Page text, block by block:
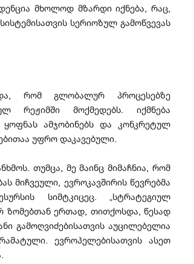
მხოლოდ მზარდი იქნება, რაც,
სერიოზულ გამოწვევას
რომ გლობალურ პროცესებზე
რეჟიმში მოქმედებს. იქმნება
ამჯობინებს და კონკრეტულ
უფრო დაკავებული.
თუმცა, მე მაინც მიმაჩნია, რომ
მიჩვეული, ევროკავშირის წევრებმა
სიმტკიცეც. „სტრატეგიულ
ზომებთან ერთად, თითქოსდა, წესად
გამოღვიძებისათვის აუცილებელია
ევროპელებისათვის ასეთ